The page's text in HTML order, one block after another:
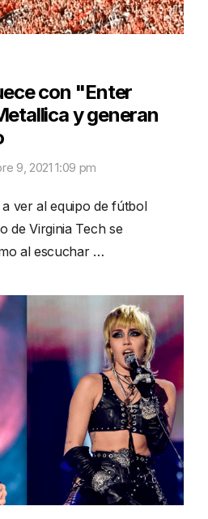
con "Enter
y generan
9, 2021 1:09 pm
ver al equipo de fútbol
de Virginia Tech se
al escuchar …